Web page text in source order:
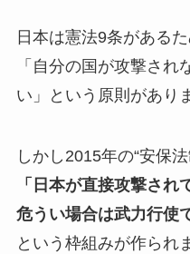
日本は憲法9条があるた
「自分の国が攻撃さ
い」という原則があり
しかし2015年の“安保
「日本が直接攻撃さ
危うい場合は武力行使
という枠組みが作られ